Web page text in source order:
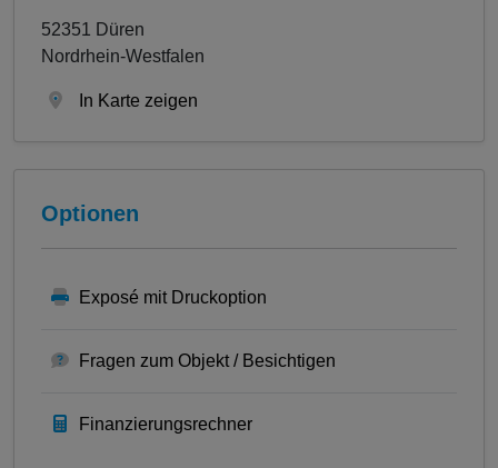
52351 Düren
Nordrhein-Westfalen
In Karte zeigen
Optionen
Exposé mit Druckoption
Fragen zum Objekt / Besichtigen
Finanzierungsrechner